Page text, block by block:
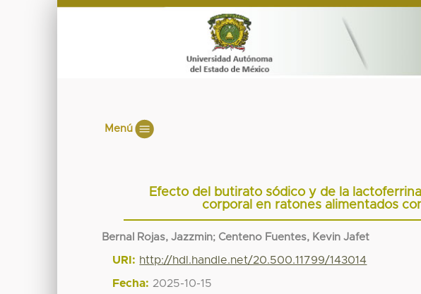
Menú
Efecto del butirato sódico y de la
corporal en ratones alimentados
Bernal Rojas, Jazzmin; Centeno Fuentes, Kevin Jafet
URI: http://hdl.handle.net/20.500.11799/143014
Fecha: 2025-10-15